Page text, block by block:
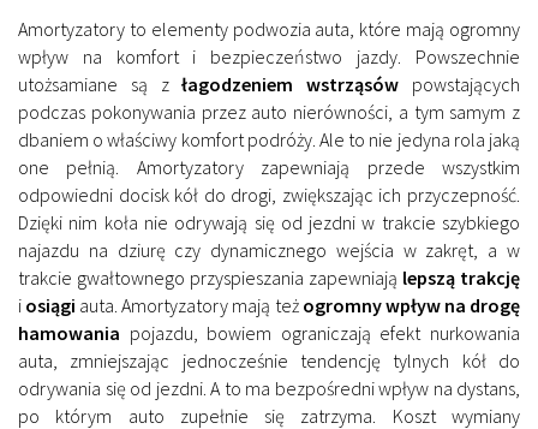
Amortyzatory to elementy podwozia auta, które mają ogromny
wpływ na komfort i bezpieczeństwo jazdy. Powszechnie
utożsamiane są złagodzeniem wstrząsów powstających
podczas pokonywania przez auto nierówności, a tym samym z
dbaniem o właściwy komfort podróży. Ale to nie jedyna rola jaką
one pełnią. Amortyzatory zapewniają przede wszystkim
odpowiedni docisk kół do drogi, zwiększając ich przyczepność.
Dzięki nim koła nie odrywają się od jezdni w trakcie szybkiego
najazdu na dziurę czy dynamicznego wejścia w zakręt, a w
trakcie gwałtownego przyspieszania zapewniają lepszą trakcję
i osiągi auta. Amortyzatory mają też ogromny wpływ na drogę
hamowania pojazdu, bowiem ograniczają efekt nurkowania
auta, zmniejszając jednocześnie tendencję tylnych kół do
odrywania się od jezdni. A to ma bezpośredni wpływ na dystans,
po którym auto zupełnie się zatrzyma. Koszt wymiany